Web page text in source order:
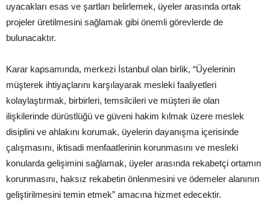
uyacakları esas ve şartları belirlemek, üyeler arasında ortak
projeler üretilmesini sağlamak gibi önemli görevlerde de
bulunacaktır.
Karar kapsamında, merkezi İstanbul olan birlik, “Üyelerinin
müşterek ihtiyaçlarını karşılayarak mesleki faaliyetleri
kolaylaştırmak, birbirleri, temsilcileri ve müşteri ile olan
ilişkilerinde dürüstlüğü ve güveni hakim kılmak üzere meslek
disiplini ve ahlakını korumak, üyelerin dayanışma içerisinde
çalışmasını, iktisadi menfaatlerinin korunmasını ve mesleki
konularda gelişimini sağlamak, üyeler arasında rekabetçi ortamın
korunmasını, haksız rekabetin önlenmesini ve ödemeler alanının
geliştirilmesini temin etmek” amacına hizmet edecektir.